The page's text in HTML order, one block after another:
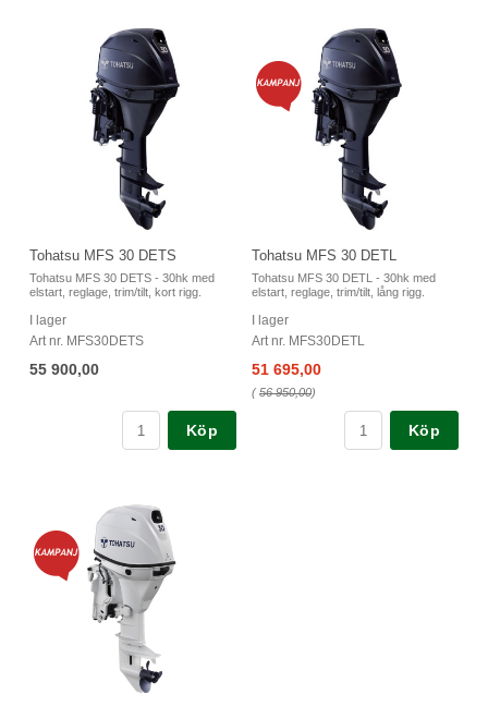
Tohatsu MFS 30 DETS
Tohatsu MFS 30 DETS - 30hk med
elstart, reglage, trim/tilt, kort rigg.
I lager
Art nr. MFS30DETS
55 900,00
Köp
Tohatsu MFS 30 DETL
Tohatsu MFS 30 DETL - 30hk med
elstart, reglage, trim/tilt, lång rigg.
I lager
Art nr. MFS30DETL
51 695,00
(56 950,00)
Köp